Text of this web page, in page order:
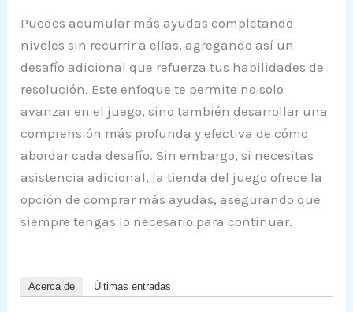
Puedes acumular más ayudas completando
niveles sin recurrir a ellas, agregando así un
desafío adicional que refuerza tus habilidades de
resolución. Este enfoque te permite no solo
avanzar en el juego, sino también desarrollar una
comprensión más profunda y efectiva de cómo
abordar cada desafío. Sin embargo, si necesitas
asistencia adicional, la tienda del juego ofrece la
opción de comprar más ayudas, asegurando que
siempre tengas lo necesario para continuar.
Acerca de Últimas entradas